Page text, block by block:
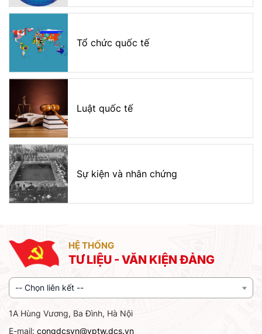
Tổ chức quốc tế
Luật quốc tế
Sự kiện và nhân chứng
HỆ THỐNG
TƯ LIỆU - VĂN KIỆN ĐẢNG
-- Chọn liên kết --
1A Hùng Vương, Ba Đình, Hà Nội
E-mail: congdcsvn@vptw.dcs.vn